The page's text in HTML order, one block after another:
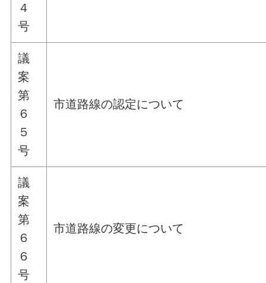
４
号
議
案
第
６
５
号
市道路線の認定について
議
案
第
６
６
号
市道路線の変更について